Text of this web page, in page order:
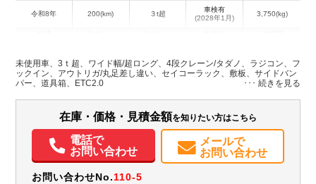
令和8年 200(km) ３t超
車検有
(2028年1月)
3,750(kg)
千葉県
W:2,080
H:370
W:2,220
H:2,800
パワステ パワーウィンドウ ABS エアバッグ
集中ドアロック
電動格納ミラー
ETC バックモニター 取扱説明書（一部含む）
未使用車、3ｔ超、ワイド幅/超ロング、4段クレーン/タダノ、ラジコン、フ
ックイン、アウトリガ/丸足差し違い、セイコーラック、敷板、サイドバン
パー、道具箱、ETC2.0
在庫・価格・見積金額を知りたい方はこちら
電話で
お問い合わせ
メールで
お問い合わせ
お問い合わせNo.110-5